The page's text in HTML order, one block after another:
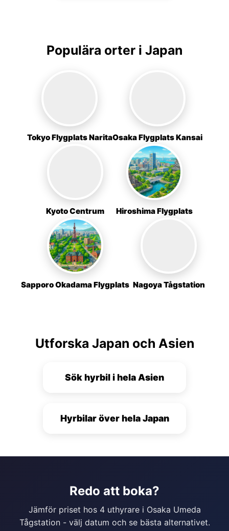
Populära orter i Japan
Tokyo Flygplats NaritaOsaka Flygplats Kansai
Kyoto Centrum Hiroshima Flygplats
Sapporo Okadama Flygplats Nagoya Tågstation
Utforska Japan och Asien
Sök hyrbil i hela Asien
Hyrbilar över hela Japan
Redo att boka?
Jämför priset hos 4 uthyrare i Osaka Umeda
Tågstation - välj datum och se bästa alternativet.